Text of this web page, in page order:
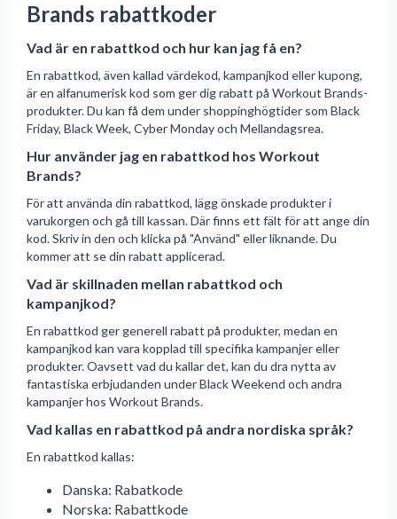
Brands rabattkoder
Vad är en rabattkod och hur kan jag få en?
En rabattkod, även kallad värdekod, kampanjkod eller kupong,
är en alfanumerisk kod som ger dig rabatt på Workout Brands-
produkter. Du kan få dem under shoppinghögtider som Black
Friday, Black Week, Cyber Monday och Mellandagsrea.
Hur använder jag en rabattkod hos Workout
Brands?
För att använda din rabattkod, lägg önskade produkter i
varukorgen och gå till kassan. Där finns ett fält för att ange din
kod. Skriv in den och klicka på "Använd" eller liknande. Du
kommer att se din rabatt applicerad.
Vad är skillnaden mellan rabattkod och
kampanjkod?
En rabattkod ger generell rabatt på produkter, medan en
kampanjkod kan vara kopplad till specifika kampanjer eller
produkter. Oavsett vad du kallar det, kan du dra nytta av
fantastiska erbjudanden under Black Weekend och andra
kampanjer hos Workout Brands.
Vad kallas en rabattkod på andra nordiska språk?
En rabattkod kallas:
Danska: Rabatkode
Norska: Rabattkode